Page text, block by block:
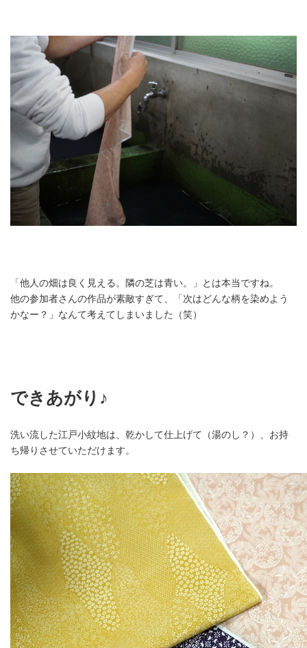
「他人の畑は良く見える。隣の芝は青い。」とは本当ですね。
他の参加者さんの作品が素敵すぎて、「次はどんな柄を染めよう
かなー？」なんて考えてしまいました（笑）
できあがり♪
洗い流した江戸小紋地は、乾かして仕上げて（湯のし？）、お持
ち帰りさせていただけます。